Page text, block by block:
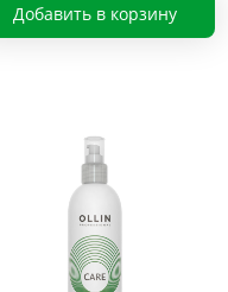
Добавить в корзину